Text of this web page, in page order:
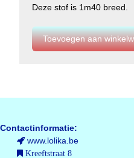
Deze stof is 1m40 breed.
Contactinformatie:
www.lolika.be
Kreeftstraat 8